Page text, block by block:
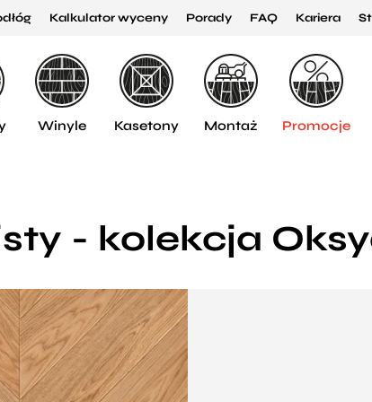
Kalkulator wyceny Porady FAQ Kariera
Winyle Kasetony Montaż Promocje
- kolekcja